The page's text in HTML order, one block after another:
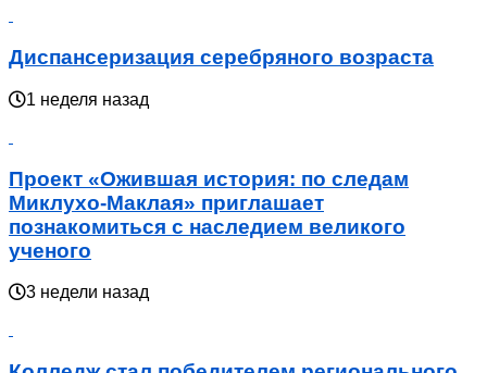
Диспансеризация серебряного возраста
1 неделя назад
Проект «Ожившая история: по следам
Миклухо-Маклая» приглашает
познакомиться с наследием великого
ученого
3 недели назад